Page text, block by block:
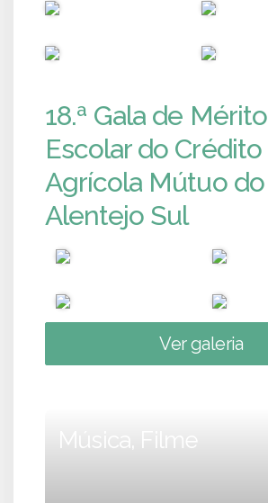
18.ª Gala de Mérito
Escolar do Crédito
Agrícola Mútuo do
Alentejo Sul
Ver galeria
Música, Filme